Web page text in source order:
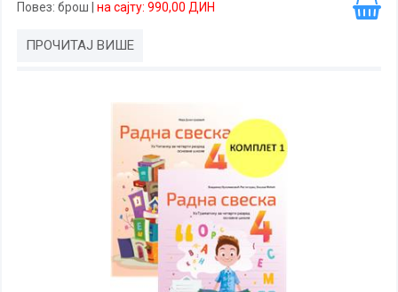
Повез: брош на сајту: 990,00 ДИН
ПРОЧИТАЈ ВИШЕ